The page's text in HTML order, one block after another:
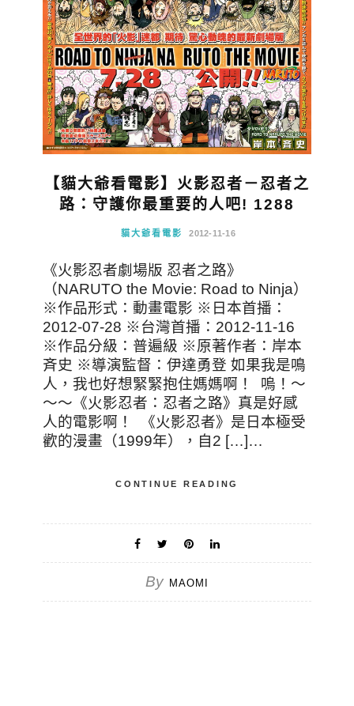
【貓大爺看電影】火影忍者－忍者之
路：守護你最重要的人吧! 1288
貓大爺看電影 2012-11-16
《火影忍者劇場版 忍者之路》
（NARUTO the Movie: Road to Ninja）
※作品形式：動畫電影 ※日本首播：
2012-07-28 ※台灣首播：2012-11-16
※作品分級：普遍級 ※原著作者：岸本
斉史 ※導演監督：伊達勇登 如果我是鳴
人，我也好想緊緊抱住媽媽啊！ 嗚！～
～～《火影忍者：忍者之路》真是好感
人的電影啊！ 《火影忍者》是日本極受
歡的漫畫（1999年），自2 […]…
CONTINUE READING
By MAOMI